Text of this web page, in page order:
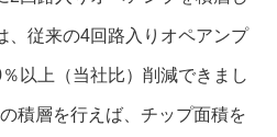
、従来の4回路入りオペアンプ
以上（当社比）削減できまし
積層を行えば、チップ面積を